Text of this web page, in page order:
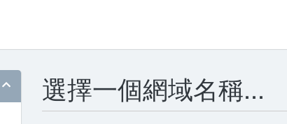
選擇一個網域名稱...